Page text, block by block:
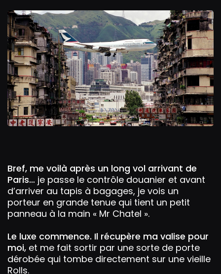
Bref, me voilà après un long vol arrivant de
Paris… je passe le contrôle douanier et avant
d’arriver au tapis à bagages, je vois un
porteur en grande tenue qui tient un petit
panneau à la main « Mr Chatel ».
Le luxe commence. Il récupère ma valise pour
moi, et me fait sortir par une sorte de porte
dérobée qui tombe directement sur une vieille
Rolls.